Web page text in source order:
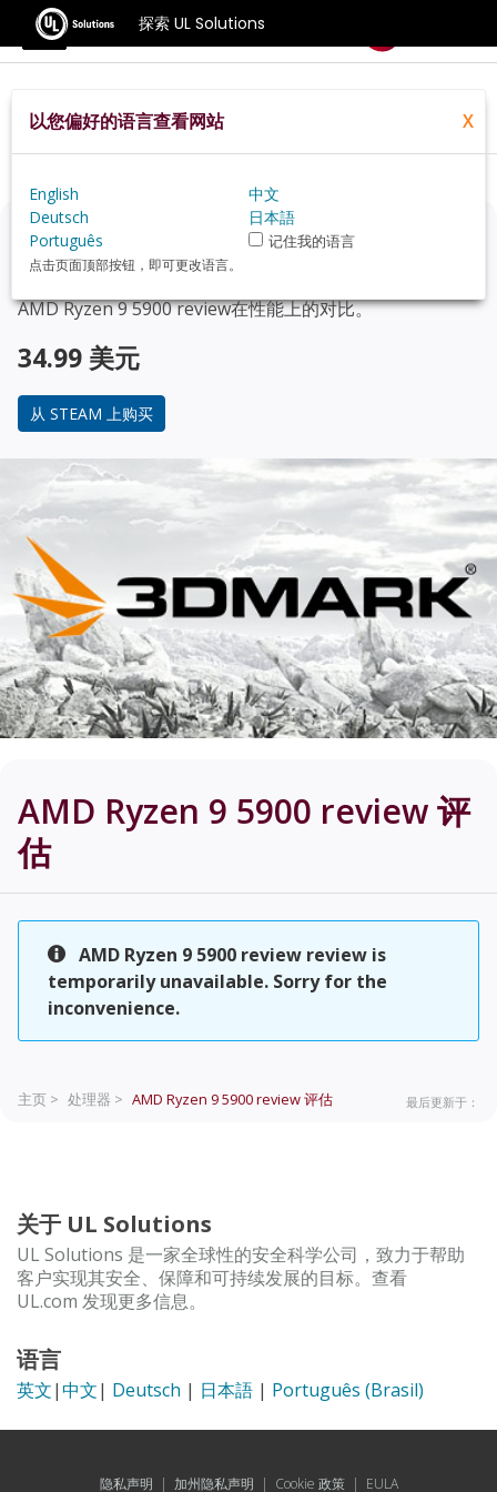
探索 UL Solutions
基准测试
Home Zh Hans Hardware
AMD%20Ryzen%209%205900+review
正在考虑升级？
AMD Ryzen 9 5900 review在性能上的对比。
34.99 美元
从 STEAM 上购买
AMD Ryzen 9 5900 review评
估
AMD Ryzen 9 5900 review review is
temporarily unavailable. Sorry for the
inconvenience.
主页 > 处理器 > AMD Ryzen 9 5900 review评估 最后更新于：
关于 UL Solutions
UL Solutions 是一家全球性的安全科学公司，致力于帮助
客户实现其安全、保障和可持续发展的目标。查看
UL.com 发现更多信息。
语言
英文|中文| Deutsch | 日本語 | Português (Brasil)
隐私声明 | 加州隐私声明 | Cookie 政策| EULA
以您偏好的语言查看网站 X
English
中文
Deutsch
日本語
Português
记住我的语言
点击页面顶部按钮，即可更改语言。